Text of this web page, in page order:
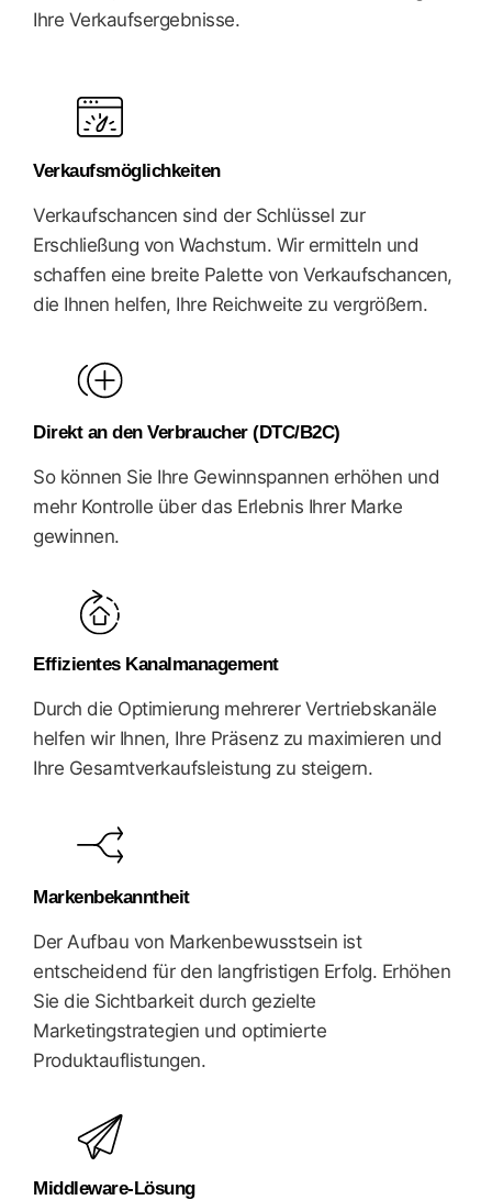
Ihre Verkaufsergebnisse.
Verkaufsmöglichkeiten
Verkaufschancen sind der Schlüssel zur
Erschließung von Wachstum. Wir ermitteln und
schaffen eine breite Palette von Verkaufschancen,
die Ihnen helfen, Ihre Reichweite zu vergrößern.
Direkt an den Verbraucher (DTC/B2C)
So können Sie Ihre Gewinnspannen erhöhen und
mehr Kontrolle über das Erlebnis Ihrer Marke
gewinnen.
Effizientes Kanalmanagement
Durch die Optimierung mehrerer Vertriebskanäle
helfen wir Ihnen, Ihre Präsenz zu maximieren und
Ihre Gesamtverkaufsleistung zu steigern.
Markenbekanntheit
Der Aufbau von Markenbewusstsein ist
entscheidend für den langfristigen Erfolg. Erhöhen
Sie die Sichtbarkeit durch gezielte
Marketingstrategien und optimierte
Produktauflistungen.
Middleware-Lösung